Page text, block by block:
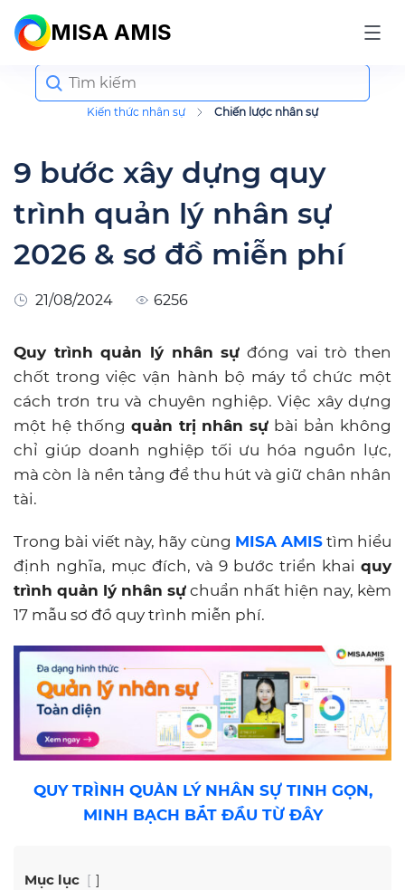
MISA AMIS
Kiến thức nhân sự Chiến lược nhân sự
Search
for:
9 bước xây dựng quy
trình quản lý nhân sự
2026 & sơ đồ miễn phí
21/08/2024 6256
Quy trình quản lý nhân sự đóng vai trò then
chốt trong việc vận hành bộ máy tổ chức một
cách trơn tru và chuyên nghiệp. Việc xây dựng
một hệ thống quản trị nhân sự bài bản không
chỉ giúp doanh nghiệp tối ưu hóa nguồn lực,
mà còn là nền tảng để thu hút và giữ chân nhân
tài.
Trong bài viết này, hãy cùng MISA AMIStìm hiểu
định nghĩa, mục đích, và 9 bước triển khai quy
trình quản lý nhân sự chuẩn nhất hiện nay, kèm
17 mẫu sơ đồ quy trình miễn phí.
QUY TRÌNH QUẢN LÝ NHÂN SỰ TINH GỌN,
MINH BẠCH BẮT ĐẦU TỪ ĐÂY
Mục lục